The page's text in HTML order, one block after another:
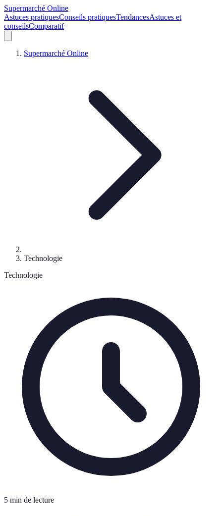
Supermarché Online
Astuces pratiquesConseils pratiquesTendancesAstuces et
conseilsComparatif
Supermarché Online
Technologie
Technologie
5 min de lecture